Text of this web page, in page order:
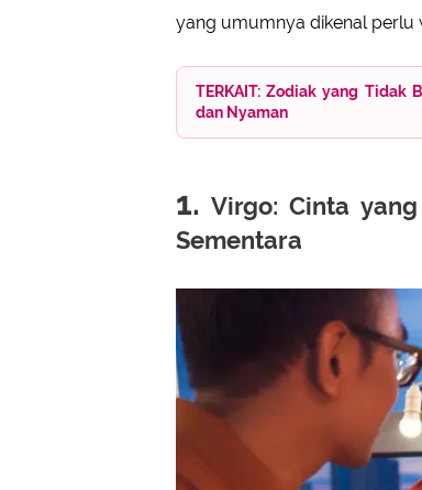
yang umumnya dikenal perlu
TERKAIT: Zodiak yang Tidak
dan Nyaman
1. Virgo: Cinta
Sementara